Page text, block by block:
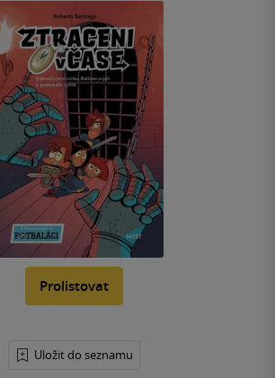
Prolistovat
Uložit do seznamu